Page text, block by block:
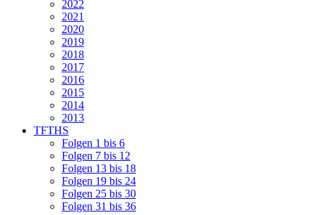
2022
2021
2020
2019
2018
2017
2016
2015
2014
2013
TFTHS
Folgen 1 bis 6
Folgen 7 bis 12
Folgen 13 bis 18
Folgen 19 bis 24
Folgen 25 bis 30
Folgen 31 bis 36